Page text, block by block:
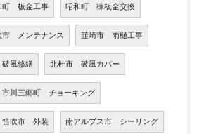
町 板金工事 昭和町 棟板金交換
市 メンテナンス 韮崎市 雨樋工事
風修繕 北杜市 破風カバー
市川三郷町 チョーキング
笛吹市 外装 南アルプス市 シーリング